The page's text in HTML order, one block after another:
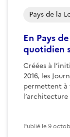
En Pays
quotidien
Créées à
2016, les
permettent à
l’architecture
Pays de la
Publié le9